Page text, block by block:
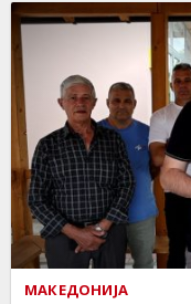
МАКЕДОНИЈА